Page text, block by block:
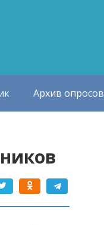
Архив опросов